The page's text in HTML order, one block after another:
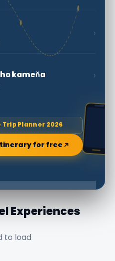
›
kameňa ›
Planner 2026
for free
Experiences
to load